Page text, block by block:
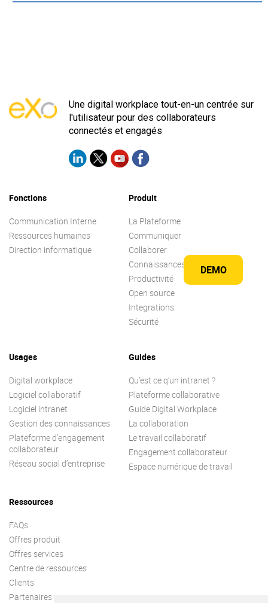
DEMO
Une digital workplace tout-en-un centrée sur
l'utilisateur pour des collaborateurs
connectés et engagés
Fonctions
Communication Interne
Ressources humaines
Direction informatique
Produit
La Plateforme
Communiquer
Collaborer
Connaissances
Productivité
Open source
Integrations
Sécurité
Usages
Digital workplace
Logiciel collaboratif
Logiciel intranet
Gestion des connaissances
Plateforme d’engagement
collaborateur
Réseau social d’entreprise
Guides
Qu’est ce q’un intranet ?
Plateforme collaborative
Guide Digital Workplace
La collaboration
Le travail collaboratif
Engagement collaborateur
Espace numérique de travail
Ressources
FAQs
Offres produit
Offres services
Centre de ressources
Clients
Partenaires